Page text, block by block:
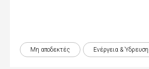
Μη αποδεκτές Ενέργεια & Ύδρευση